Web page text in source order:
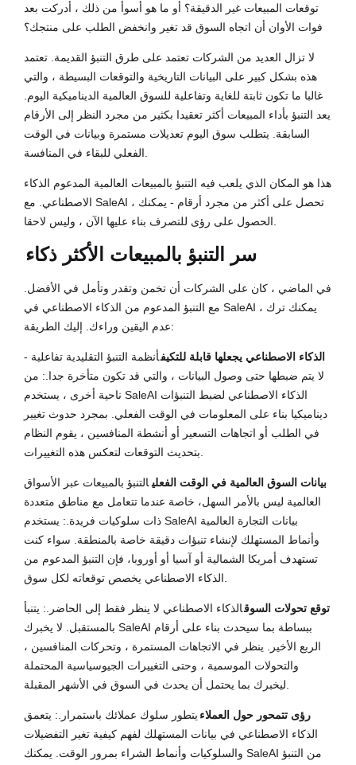
توقعات المبيعات غير الدقيقة؟ أو ما هو أسوأ من ذلك ، أدركت بعد
فوات الأوان أن اتجاه السوق قد تغير وانخفض الطلب على منتجك؟
لا تزال العديد من الشركات تعتمد على طرق التنبؤ القديمة. تعتمد
هذه بشكل كبير على البيانات التاريخية والتوقعات البسيطة ، والتي
غالبا ما تكون ثابتة للغاية وتفاعلية للسوق العالمية الديناميكية اليوم.
يعد التنبؤ بأداء المبيعات أكثر تعقيدا بكثير من مجرد النظر إلى الأرقام
السابقة. يتطلب سوق اليوم تعديلات مستمرة وبيانات في الوقت
الفعلي للبقاء في المنافسة.
هذا هو المكان الذي يلعب فيه التنبؤ بالمبيعات العالمية المدعوم الذكاء
الاصطناعي. مع SaleAI ، تحصل على أكثر من مجرد أرقام - يمكنك
الحصول على رؤى للتصرف بناء عليها الآن ، وليس لاحقا.
سر التنبؤ بالمبيعات الأكثر ذكاء
في الماضي ، كان على الشركات أن تخمن وتقدر وتأمل في الأفضل.
مع التنبؤ المدعوم من الذكاء الاصطناعي في SaleAI ، يمكنك ترك
عدم اليقين وراءك. إليك الطريقة:
الذكاء الاصطناعي يجعلها قابلة للتكيفأنظمة التنبؤ التقليدية تفاعلية -
لا يتم ضبطها حتى وصول البيانات ، والتي قد تكون متأخرة جدا.: من
ناحية أخرى ، يستخدم SaleAI الذكاء الاصطناعي لضبط التنبؤات
ديناميكيا بناء على المعلومات في الوقت الفعلي. بمجرد حدوث تغيير
في الطلب أو اتجاهات التسعير أو أنشطة المنافسين ، يقوم النظام
بتحديث التوقعات لتعكس هذه التغييرات.
بيانات السوق العالمية في الوقت الفعلي التنبؤ بالمبيعات عبر الأسواق
العالمية ليس بالأمر السهل، خاصة عندما تتعامل مع مناطق متعددة
ذات سلوكيات فريدة.: يستخدم SaleAI بيانات التجارة العالمية
وأنماط المستهلك لإنشاء تنبؤات دقيقة خاصة بالمنطقة. سواء كنت
تستهدف أمريكا الشمالية أو آسيا أو أوروبا، فإن التنبؤ المدعوم من
الذكاء الاصطناعي يخصص توقعاته لكل سوق.
توقع تحولات السوقالذكاء الاصطناعي لا ينظر فقط إلى الحاضر.: يتنبأ
بالمستقبل. لا يخبرك SaleAI ببساطة بما سيحدث بناء على أرقام
الربع الأخير. ينظر في الاتجاهات المستمرة ، وتحركات المنافسين ،
والتحولات الموسمية ، وحتى التغييرات الجيوسياسية المحتملة
ليخبرك بما يحتمل أن يحدث في السوق في الأشهر المقبلة.
رؤى تتمحور حول العملاء يتطور سلوك عملائك باستمرار.: يتعمق
الذكاء الاصطناعي في بيانات المستهلك لفهم كيفية تغير التفضيلات
والسلوكيات وأنماط الشراء بمرور الوقت. يمكنك SaleAI من التنبؤ